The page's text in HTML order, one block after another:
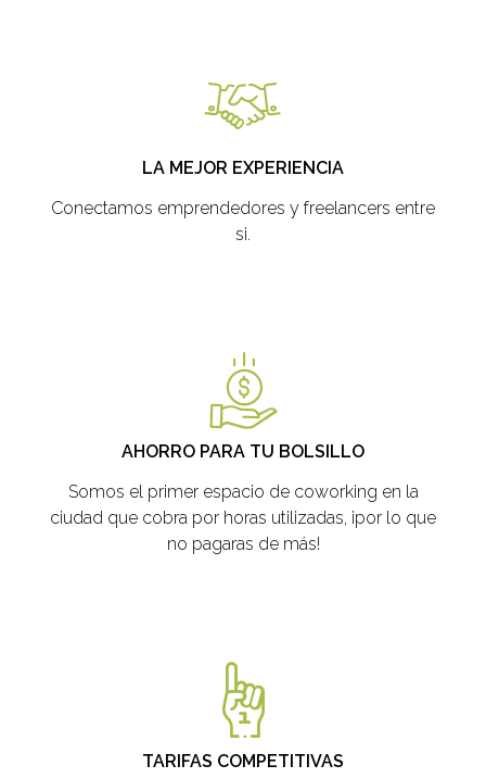
LA MEJOR EXPERIENCIA
Conectamos emprendedores y freelancers entre
si.
AHORRO PARA TU BOLSILLO
Somos el primer espacio de coworking en la
ciudad que cobra por horas utilizadas, ¡por lo que
no pagaras de más!
TARIFAS COMPETITIVAS